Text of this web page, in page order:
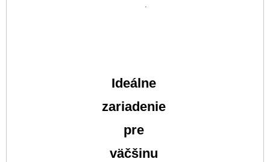
Ideálne
zariadenie
pre
väčšinu